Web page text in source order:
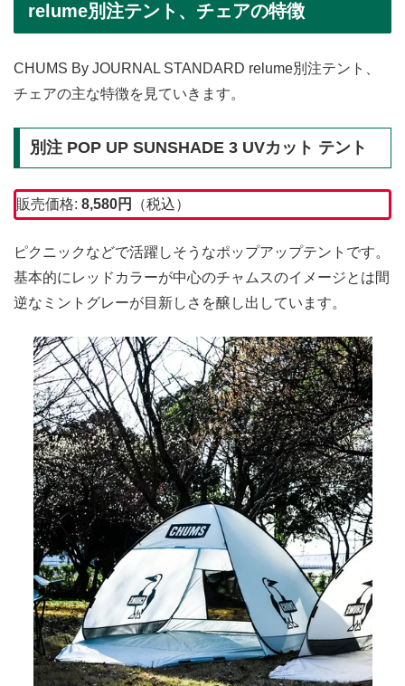
relume別注テント、チェアの特徴
CHUMS By JOURNAL STANDARD relume別注テント、
チェアの主な特徴を見ていきます。
別注 POP UP SUNSHADE 3 UVカット テント
販売価格: 8,580円 （税込）
ピクニックなどで活躍しそうなポップアップテントです。
基本的にレッドカラーが中心のチャムスのイメージとは間
逆なミントグレーが目新しさを醸し出しています。